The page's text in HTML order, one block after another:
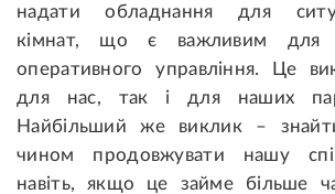
надати обладнання для
кімнат, що є важливим для
оперативного управління. Це
для нас, так і для наших
Найбільший же виклик –
чином продовжувати нашу
навіть, якщо це займе більше